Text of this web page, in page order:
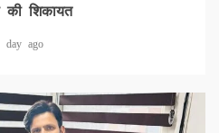
की शिकायत
day ago